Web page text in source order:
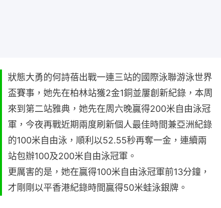
狀態大勇的何詩蓓出戰一連三站的國際泳聯游泳世界
盃賽事，她先在柏林站獲2金1銅並屢創新紀錄，本周
來到第二站雅典，她先在周六晚贏得200米自由泳冠
軍，今夜再戰近期兩度刷新個人最佳時間兼亞洲紀錄
的100米自由泳，順利以52.55秒再奪一金，連續兩
站包辦100及200米自由泳冠軍。
更厲害的是，她在贏得100米自由泳冠軍前13分鐘，
才剛剛以平香港紀錄時間贏得50米蛙泳銀牌。